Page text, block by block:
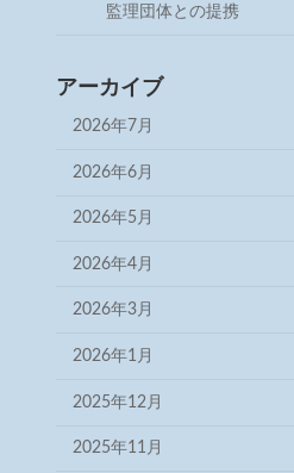
監理団体との提携
アーカイブ
2026年7月
2026年6月
2026年5月
2026年4月
2026年3月
2026年1月
2025年12月
2025年11月